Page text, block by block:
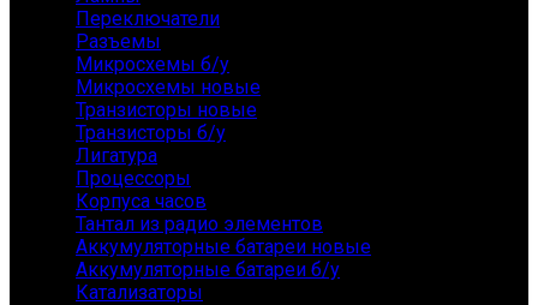
Переключатели
Разъемы
Микросхемы б/у
Микросхемы новые
Транзисторы новые
Транзисторы б/у
Лигатура
Процессоры
Корпуса часов
Тантал из радио элементов
Аккумуляторные батареи новые
Аккумуляторные батареи б/у
Катализаторы